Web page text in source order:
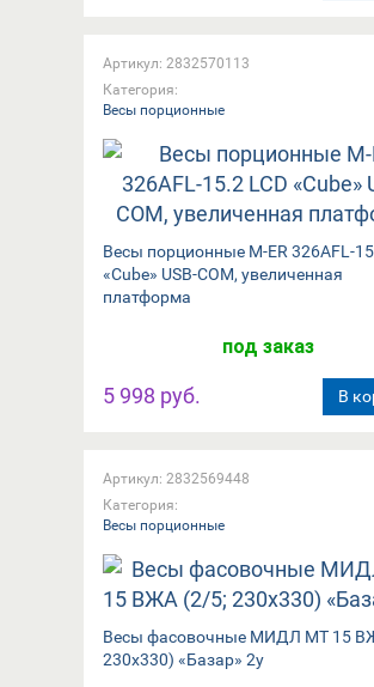
Артикул: 2832570113
Категория:
Весы порционные
Весы порционные M-ER 326AFL-
«Cube» USB-COM, увеличенная
платформа
под заказ
5 998 руб. В
Артикул: 2832569448
Категория:
Весы порционные
Весы фасовочные МИДЛ МТ 15
230x330) «Базар» 2у